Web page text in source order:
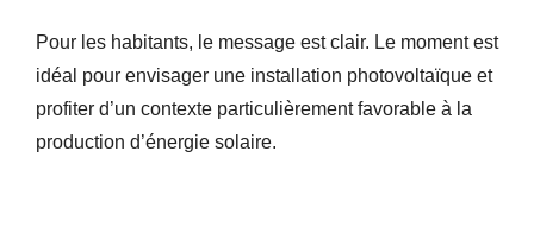
Pour les habitants, le message est clair. Le moment est
idéal pour envisager une installation photovoltaïque et
profiter d’un contexte particulièrement favorable à la
production d’énergie solaire.